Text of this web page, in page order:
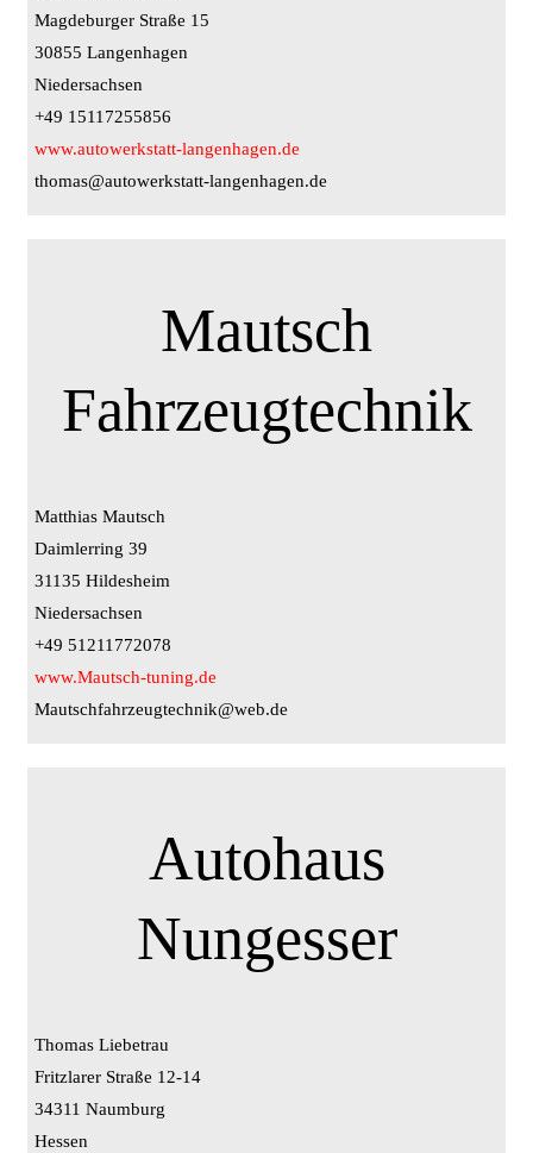
Magdeburger Straße 15
30855 Langenhagen
Niedersachsen
+49 15117255856
www.autowerkstatt-langenhagen.de
thomas@autowerkstatt-langenhagen.de
Mautsch
Fahrzeugtechnik
Matthias Mautsch
Daimlerring 39
31135 Hildesheim
Niedersachsen
+49 51211772078
www.Mautsch-tuning.de
Mautschfahrzeugtechnik@web.de
Autohaus
Nungesser
Thomas Liebetrau
Fritzlarer Straße 12-14
34311 Naumburg
Hessen